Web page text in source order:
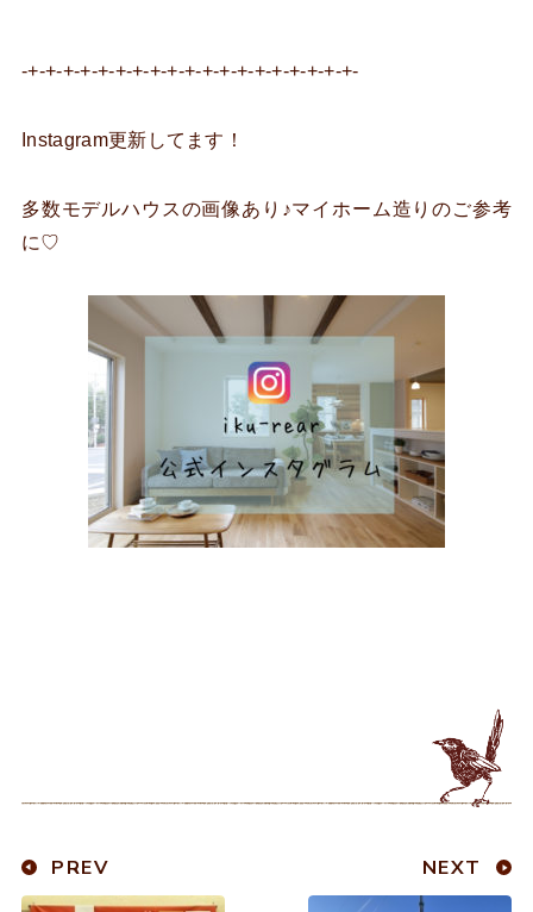
-+-+-+-+-+-+-+-+-+-+-+-+-+-+-+-+-+-+-+-
Instagram更新してます！
多数モデルハウスの画像あり♪マイホーム造りのご参考
に♡
PREV NEXT